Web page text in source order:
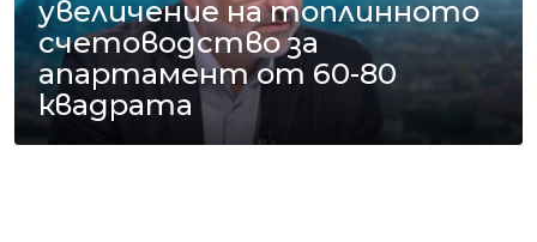
увеличение на топлинното
счетоводство за
апартамент от 60-80
квадрата